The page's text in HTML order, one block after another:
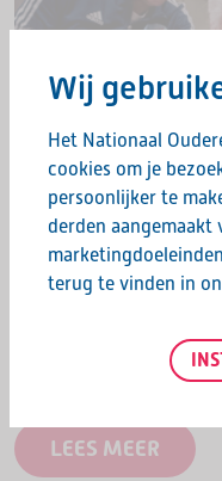
Nieuws | 19 april 2024
Doe mee met de
LEES MEER
Wij
Het Nationaal
cookies om je
persoonlijker te
derden aangemaakt
terug te vinden in